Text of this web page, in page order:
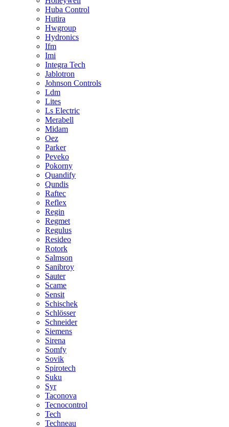
Huba Control
Hutira
Hwgroup
Hydronics
Ifm
Imi
Integra Tech
Jablotron
Johnson Controls
Ldm
Lites
Ls Electric
Merabell
Midam
Oez
Parker
Peveko
Pokorny
Quandify
Qundis
Raftec
Reflex
Regin
Regmet
Regulus
Resideo
Rotork
Salmson
Sanibroy
Sauter
Scame
Sensit
Schischek
Schlösser
Schneider
Siemens
Sirena
Somfy
Sovik
Spirotech
Suku
Syr
Taconova
Tecnocontrol
Tech
Techneau